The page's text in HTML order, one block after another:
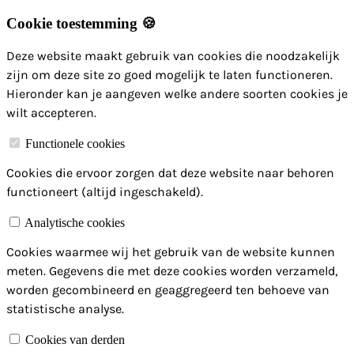
Cookie toestemming 🍪
Deze website maakt gebruik van cookies die noodzakelijk
zijn om deze site zo goed mogelijk te laten functioneren.
Hieronder kan je aangeven welke andere soorten cookies je
wilt accepteren.
Functionele cookies
Cookies die ervoor zorgen dat deze website naar behoren
functioneert (altijd ingeschakeld).
Analytische cookies
Cookies waarmee wij het gebruik van de website kunnen
meten. Gegevens die met deze cookies worden verzameld,
worden gecombineerd en geaggregeerd ten behoeve van
statistische analyse.
Cookies van derden